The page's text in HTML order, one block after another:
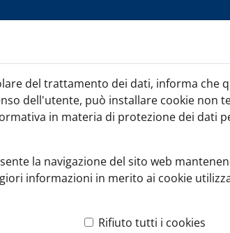
Varese
del trattamento dei dati, informa che
dell'utente, può installare cookie non
in materia di protezione dei dati
la navigazione del sito web
informazioni in merito ai cookie
Rifiuto tutti i cookies